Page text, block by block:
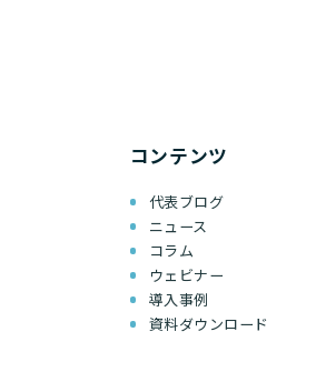
コンテンツ
代表ブログ
ニュース
コラム
ウェビナー
導入事例
資料ダウンロード